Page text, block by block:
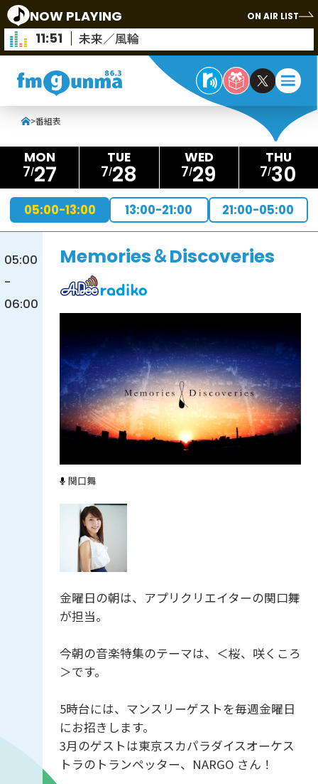
NOW PLAYING ON AIR LIST
11:51 未来／風輪
>番組表
7 27 7 28 7 29 7 30
05:00-13:00 13:00-21:00 21:00-05:00
05:00
-
06:00
Memories＆Discoveries
関口舞
金曜日の朝は、アプリクリエイターの関口舞
が担当。
今朝の音楽特集のテーマは、＜桜、咲くころ
＞です。
5時台には、マンスリーゲストを毎週金曜日
にお招きします。
3月のゲストは東京スカパラダイスオーケス
トラのトランペッター、NARGO さん！